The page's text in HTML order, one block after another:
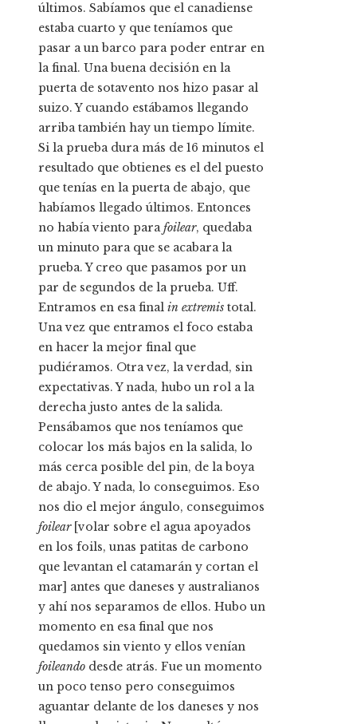
últimos. Sabíamos que el canadiense
estaba cuarto y que teníamos que
pasar a un barco para poder entrar en
la final. Una buena decisión en la
puerta de sotavento nos hizo pasar al
suizo. Y cuando estábamos llegando
arriba también hay un tiempo límite.
Si la prueba dura más de 16 minutos el
resultado que obtienes es el del puesto
que tenías en la puerta de abajo, que
habíamos llegado últimos. Entonces
no había viento parafoilear, quedaba
un minuto para que se acabara la
prueba. Y creo que pasamos por un
par de segundos de la prueba. Uff.
Entramos en esa final in extremis total.
Una vez que entramos el foco estaba
en hacer la mejor final que
pudiéramos. Otra vez, la verdad, sin
expectativas. Y nada, hubo un rol a la
derecha justo antes de la salida.
Pensábamos que nos teníamos que
colocar los más bajos en la salida, lo
más cerca posible del pin, de la boya
de abajo. Y nada, lo conseguimos. Eso
nos dio el mejor ángulo, conseguimos
foilear[volar sobre el agua apoyados
en los foils, unas patitas de carbono
que levantan el catamarán y cortan el
mar] antes que daneses y australianos
y ahí nos separamos de ellos. Hubo un
momento en esa final que nos
quedamos sin viento y ellos venían
foileando desde atrás. Fue un momento
un poco tenso pero conseguimos
aguantar delante de los daneses y nos